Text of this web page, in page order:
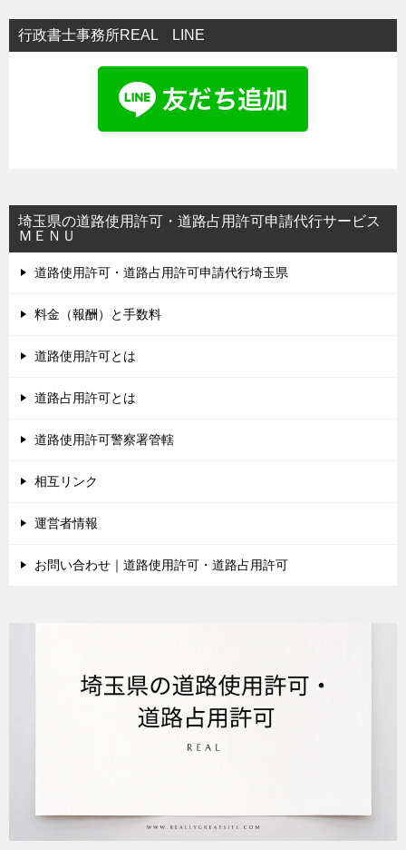
行政書士事務所REAL LINE
埼玉県の道路使用許可・道路占用許可申請代行サービス
ＭＥＮＵ
道路使用許可・道路占用許可申請代行埼玉県
料金（報酬）と手数料
道路使用許可とは
道路占用許可とは
道路使用許可警察署管轄
相互リンク
運営者情報
お問い合わせ｜道路使用許可・道路占用許可